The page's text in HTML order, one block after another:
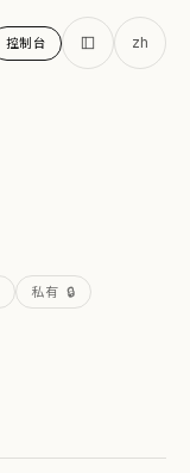
控制台 zh
私有 🔒